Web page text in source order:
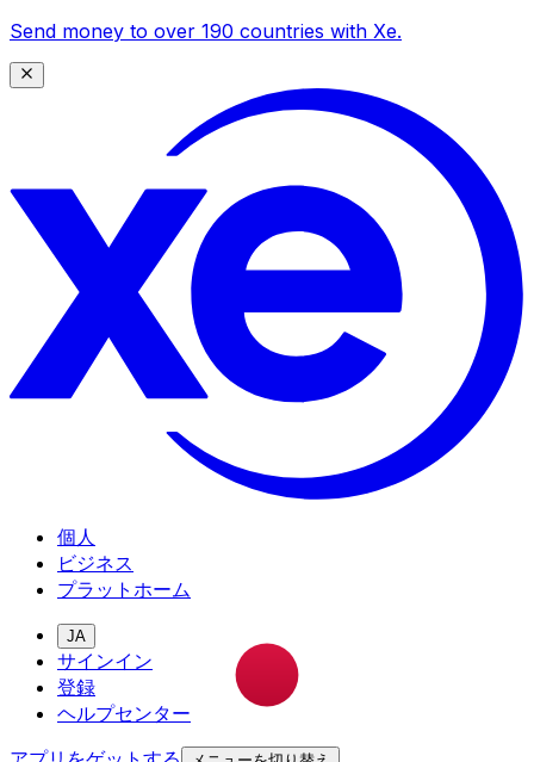
Send money to over 190 countries with Xe.
個人
ビジネス
プラットホーム
JA
サインイン
登録
ヘルプセンター